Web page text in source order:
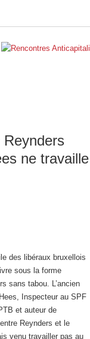
ne travaille
des libéraux bruxellois
sous la forme
sans tabou. L’ancien
Inspecteur au SPF
et auteur de
Reynders et le
venu travailler pas au